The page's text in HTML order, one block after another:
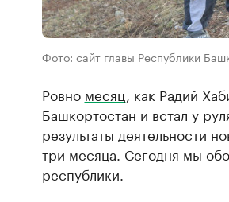
Фото: сайт главы Республики
Ровно месяц , как Радий
Башкортостан и встал у
результаты деятельности
три месяца. Сегодня мы
республики.